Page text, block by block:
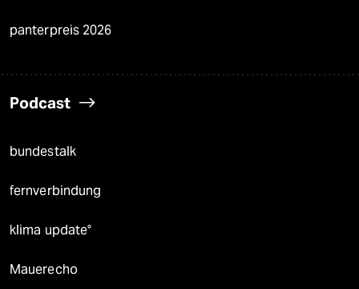
panterpreis 2026
Podcast
bundestalk
fernverbindung
klima update°
Mauerecho